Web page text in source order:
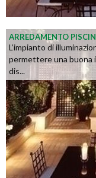
ARREDAMENTO
L’impianto di
permettere una buona
dis...